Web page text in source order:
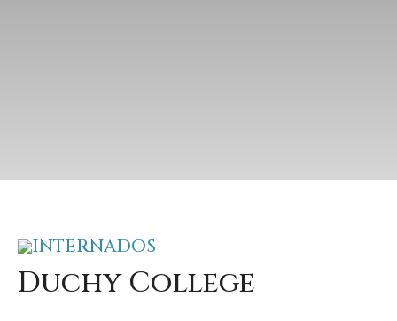
INTERNADOS
Duchy College